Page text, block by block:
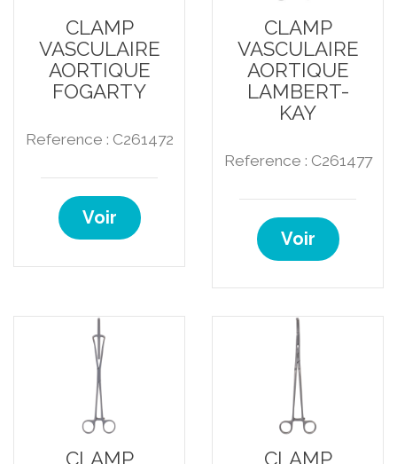
CLAMP
VASCULAIRE
AORTIQUE
FOGARTY
Reference : C261472
Voir
CLAMP
VASCULAIRE
AORTIQUE
LAMBERT-
KAY
Reference : C261477
Voir
CLAMP CLAMP